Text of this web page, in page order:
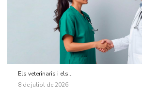
Els veterinaris i els...
8 de juliol de 2026